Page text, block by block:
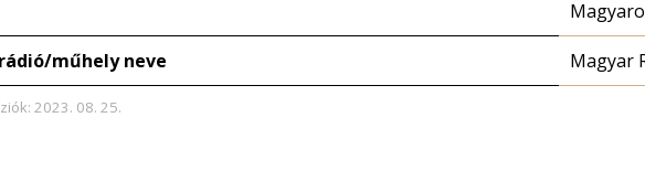
műhely neve Magyar
2023. 08. 25.